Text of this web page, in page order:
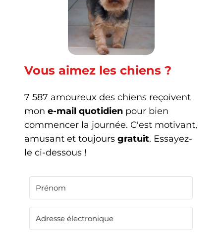
Vous aimez les chiens ?
7 587 amoureux des chiens reçoivent
mon e-mail quotidien pour bien
commencer la journée. C'est motivant,
amusant et toujours gratuit. Essayez-
le ci-dessous !